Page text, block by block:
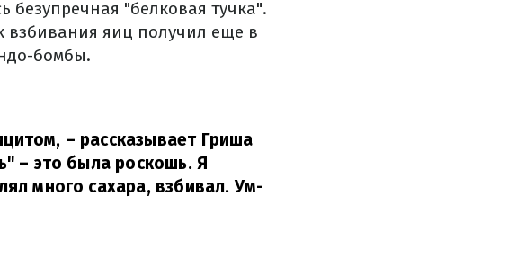
"белковая тучка".
взбивания яиц получил еще в
бомбы.
– рассказывает Гриша
– это была роскошь. Я
много сахара, взбивал. Ум-